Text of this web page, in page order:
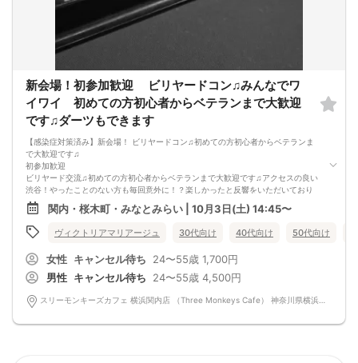
新会場！初参加歓迎 ビリヤードコン♫みんなでワ
イワイ 初めての方初心者からベテランまで大歓迎
です♫ダーツもできます
【感染症対策済み】新会場！ ビリヤードコン♫初めての方初心者からベテランま
で大歓迎です♫
初参加歓迎
ビリヤード交流♫初めての方初心者からベテランまで大歓迎です♫アクセスの良い
渋谷！やったことのない方も毎回意外に！？楽しかったと反響をいただいており
ます！
14:40 〜 14:45
受付開始
時間厳守でお願いしておりますが遅れる場合もokです。
イベントスタート！
全員で乾杯を行い自己紹介後、ビリヤードダーツしながら交流開始！ビリヤード
やダーツはみんなで決めようと思います。
16:45
イベント終了
関内・桜木町・みなとみらい | 10月3日(土) 14:45〜
ヴィクトリアマリアージュ 30代向け 40代向け 50代向け
女性 キャンセル待ち 24〜55歳 1,700円
男性 キャンセル待ち 24〜55歳 4,500円